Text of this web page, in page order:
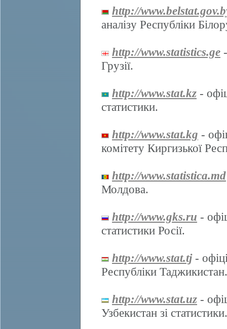
http://
аналізу Республіки
http://www.statistics.ge
Грузії.
http://www.stat.kz -
статистики.
http://www.stat.kg -
комітету Киргизької
http://www.statistica.md
Молдова.
http://www.gks.ru -
статистики Росії.
http://www.stat.tj-
Республіки Таджикистан.
http://www.stat.uz -
Узбекистан зі статистики.